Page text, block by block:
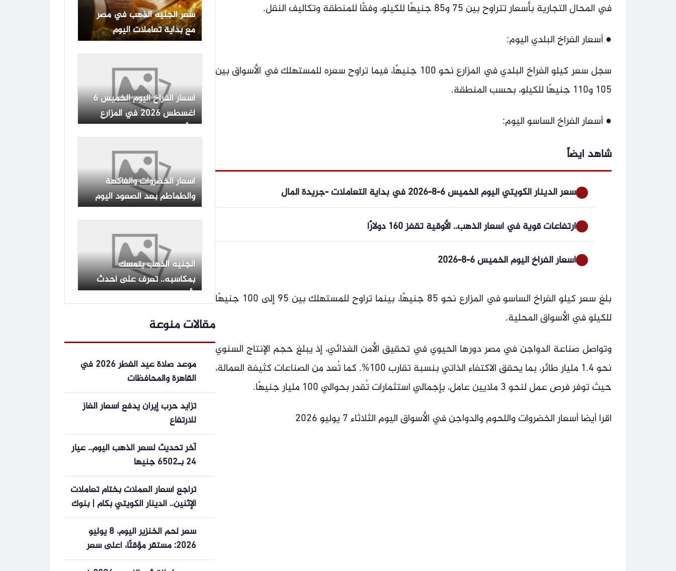
في المحال التجارية بأسعار تتراوح بين 75 و85 جنيهًا للكيلو، وفقًا للمنطقة وتكاليف النقل.
● أسعار الفراخ البلدي اليوم:
سجل سعر كيلو الفراخ البلدي في المزارع نحو 100 جنيهًا، فيما تراوح سعره للمستهلك في الأسواق بين
105 و110 جنيهًا للكيلو، بحسب المنطقة.
● أسعار الفراخ الساسو اليوم:
شاهد ايضاً
سعر الدينار الكويتي اليوم الخميس 6-8-2026 في بداية التعاملات -جريدة المال
ارتفاعات قوية في أسعار الذهب.. الأوقية تقفز 160 دولارًا
أسعار الفراخ اليوم الخميس 6-8-2026
بلغ سعر كيلو الفراخ الساسو في المزارع نحو 85 جنيهًا، بينما تراوح للمستهلك بين 95 إلى 100 جنيهًا
للكيلو في الأسواق المحلية.
وتواصل صناعة الدواجن في مصر دورها الحيوي في تحقيق الأمن الغذائي، إذ يبلغ حجم الإنتاج السنوي
نحو 1.4 مليار طائر، بما يحقق الاكتفاء الذاتي بنسبة تقارب 100%. كما تُعد من الصناعات كثيفة العمالة،
حيث توفر فرص عمل لنحو 3 ملايين عامل، بإجمالي استثمارات تُقدر بحوالي 100 مليار جنيهًا.
اقرا أيضا أسعار الخضروات واللحوم والدواجن في الأسواق اليوم الثلاثاء 7 يوليو 2026
سعر الجنيه الذهب في مصر
مع بداية تعاملات اليوم
الخميس 6 أغسطس 2026
أسعار الفراخ اليوم الخميس 6
أغسطس 2026 في المزارع
والأسواق
أسعار الخضروات والفاكهة
والطماطم بعد الصعود اليوم
الخميس 6-8-2026 -جريدة
الجنيه الذهب يتمسك
بمكاسبه.. تعرف على أحدث
الأسعار اليوم الخميس 6
مقالات منوعة
موعد صلاة عيد الفطر 2026 في
القاهرة والمحافظات
تزايد حرب إيران يدفع أسعار الغاز
للارتفاع
آخر تحديث لسعر الذهب اليوم.. عيار
24 بـ6502 جنيها
تراجع أسعار العملات بختام تعاملات
الإثنين.. الدينار الكويتي بكام | بنوك
سعر لحم الخنزير اليوم، 8 يوليو
2026: مستقر مؤقتًا، أعلى سعر
66,000 دونغ فيتنامي/كجم